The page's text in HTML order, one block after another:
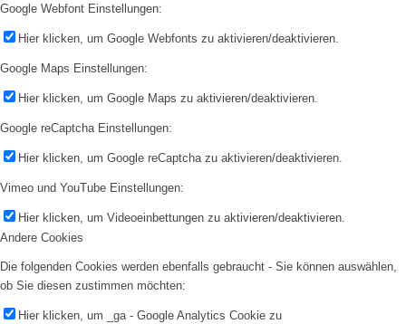
Google Webfont Einstellungen:
Hier klicken, um Google Webfonts zu aktivieren/deaktivieren.
Google Maps Einstellungen:
Hier klicken, um Google Maps zu aktivieren/deaktivieren.
Google reCaptcha Einstellungen:
Hier klicken, um Google reCaptcha zu aktivieren/deaktivieren.
Vimeo und YouTube Einstellungen:
Hier klicken, um Videoeinbettungen zu aktivieren/deaktivieren.
Andere Cookies
Die folgenden Cookies werden ebenfalls gebraucht - Sie können auswählen,
ob Sie diesen zustimmen möchten:
Hier klicken, um _ga - Google Analytics Cookie zu